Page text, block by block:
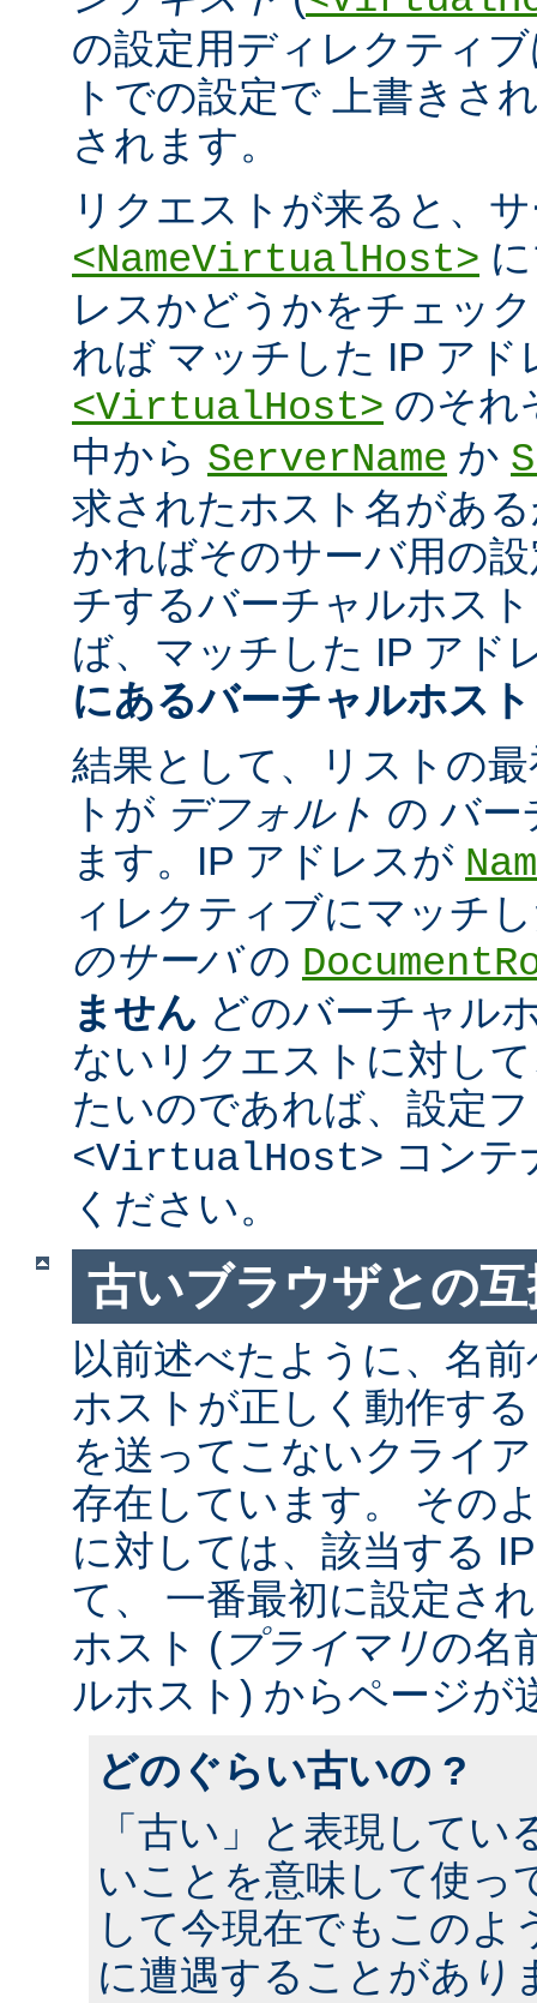
の設定用ディレクティ
トでの設定で 上書きさ
されます。
リクエストが来ると、
<NameVirtualHost>
レスかどうかをチェッ
れば マッチした IP アド
<VirtualHost> のそれ
中から ServerName か
求されたホスト名があ
かればそのサーバ用の
チするバーチャルホス
ば、マッチした IP アド
にあるバーチャルホスト
結果として、リストの
トが デフォルト の バー
ます。IP アドレスが
ィレクティブにマッチ
のサーバの
ません どのバーチャル
ないリクエストに対し
たいのであれば、設定
<VirtualHost> コンテ
ください。
古いブラウザとの
以前述べたように、名
ホストが正しく動作す
を送ってこないクライ
存在しています。 その
に対しては、該当する
て、 一番最初に設定さ
ホスト ( プライマリの名
ルホスト) からページが
どのぐらい古いの ?
「古い」と表現してい
いことを意味して使っ
して今現在でもこのよ
に遭遇することがあり